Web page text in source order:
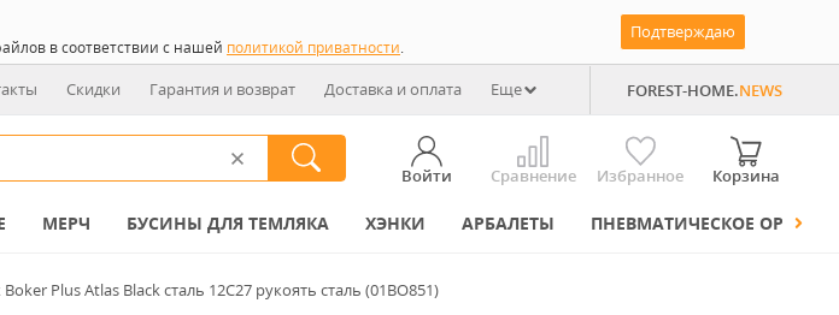
в соответствии с нашей политикой приватности.
Подтверждаю
Скидки Гарантия и возврат Доставка и оплата Еще FOREST-HOME.NEWS
Войти Сравнение Избранное Корзина
МЕРЧ БУСИНЫ ДЛЯ ТЕМЛЯКА ХЭНКИ АРБАЛЕТЫ ПНЕВМАТИЧЕСКОЕ ОРУЖИЕ
Plus Atlas Black сталь 12С27 рукоять сталь (01BO851)